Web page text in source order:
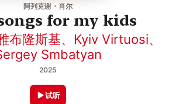
阿列克谢・肖尔
for my kids
布隆斯基、 Kyiv Virtuosi、
Smbatyan
2025
试听